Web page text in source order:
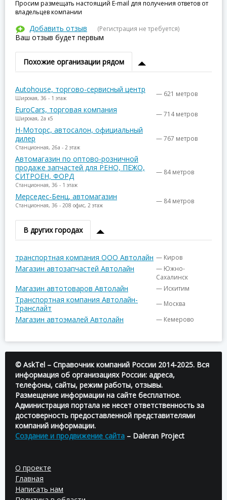
Просим размещать настоящий E-mail для получения ответов от
владельцев компании
Добавить отзыв (Регистрация не требуется)
Ваш отзыв будет первым
Похожие организации рядом
Autohouse, торгово-сервисный центр
Широкая, 36 - 1 этаж — 621 метров
EuroCars, торговая компания
Широкая, 2а к5 — 714 метров
Н-Моторс, автосалон, официальный
дилер
Станционная, 26а - 2 этаж
— 767 метров
Автомагазин по оптово-розничной
продаже запчастей для РЕНО, ПЕЖО,
СИТРОЕН, ФОРД
Станционная, 36 - 1 этаж
— 84 метров
Мерседес-Бенц, автомагазин
Станционная, 36 - 208 офис, 2 этаж — 84 метров
В других городах
транспортная компания ООО Автолайн — Киров
Магазин автозапчастей Автолайн
— Южно-
Сахалинск
Магазин автотоваров Автолайн — Искитим
Транспортная компания Автолайн-
Транслайт
— Москва
Магазин автоэмалей Автолайн — Кемерово
© AskTel – Справочник компаний России 2014-2025. Вся
информация об организациях России: адреса,
телефоны, сайты, режим работы, отзывы.
Размещение информации на сайте бесплатное.
Администрация портала не несет ответственность за
достоверность предоставленной представителями
компаний информации.
Создание и продвижение сайта – Daleran Project
О проекте
Главная
Написать нам